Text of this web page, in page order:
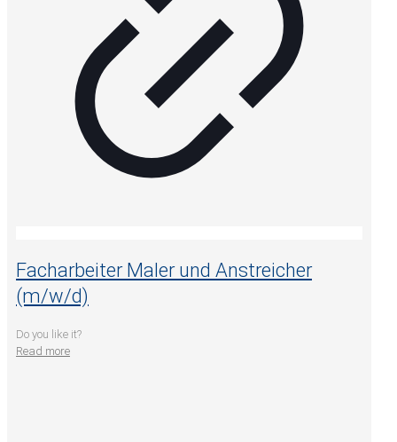
Facharbeiter Maler und Anstreicher
(m/w/d)
Do you like it?
Read more